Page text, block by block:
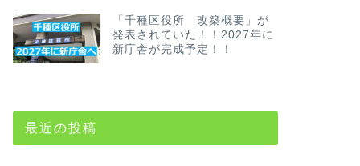
「千種区役所 改築概要」が
発表されていた！！2027年に
新庁舎が完成予定！！
最近の投稿